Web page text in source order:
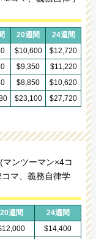
20週間
24週間
$10,600
$12,720
$9,350
$11,220
$8,850
$10,620
$23,100 $27,720
(マンツーマン×4コ
マ、義務自律学
20週間
24週間
$14,400